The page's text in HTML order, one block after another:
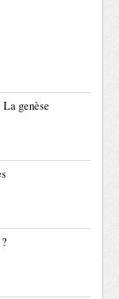
genèse